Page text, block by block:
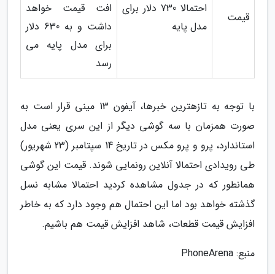
قیمت
احتمالا 730 دلار برای
مدل پایه
افت قیمت خواهد
داشت و به 630 دلار
برای مدل پایه می
رسد
با توجه به تازهترین خبرها، آیفون 13 مینی قرار است به
صورت همزمان با سه گوشی دیگر از این سری یعنی مدل
استاندارد، پرو و پرو مکس در تاریخ 14 سپتامبر (23 شهریور)
طی رویدادی احتمالا آنلاین رونمایی شوند. قیمت این گوشی
همانطور که در جدول مشاهده کردید احتمالا مشابه نسل
گذشته خواهد بود اما این احتمال هم وجود دارد که به خاطر
افزایش قیمت قطعات، شاهد افزایش قیمت هم باشیم.
منبع: PhoneArena